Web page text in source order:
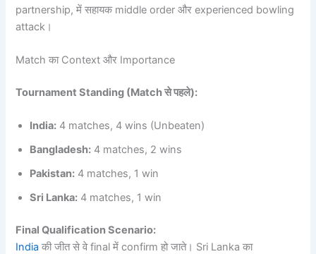
partnership, में सहायक middle order और experienced bowling
attack।
Match का Context और Importance
Tournament Standing (Match से पहले):
India: 4 matches, 4 wins (Unbeaten)
Bangladesh: 4 matches, 2 wins
Pakistan: 4 matches, 1 win
Sri Lanka: 4 matches, 1 win
Final Qualification Scenario:
India की जीत से वे final में confirm हो जाते। Sri Lanka का